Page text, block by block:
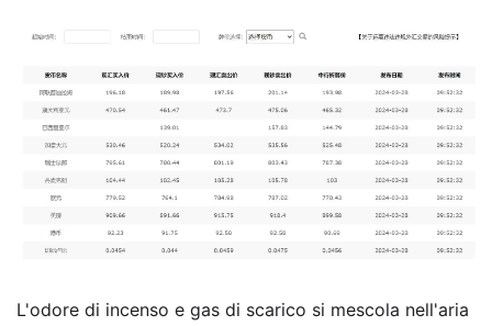
L'odore di incenso e gas di scarico si mescola nell'aria